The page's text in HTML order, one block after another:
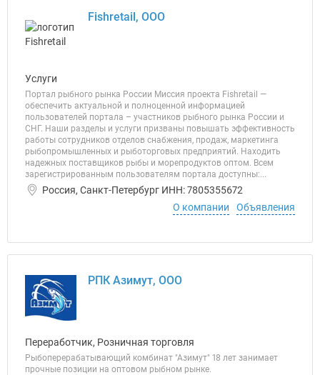
Fishretail, ООО
Услуги
Портал рыбного рынка России Миссия проекта Fishretail —
обеспечить актуальной и полноценной информацией
пользователей портала – участников рыбного рынка России и
СНГ. Наши разделы и услуги призваны повышать эффективность
работы сотрудников отделов снабжения, продаж, маркетинга
рыбопромышленных и рыботорговых предприятий. Находить
надежных поставщиков рыбы и морепродуктов оптом. Всем
зарегистрированным пользователям портала доступны:...
Россия, Санкт-Петербург ИНН: 7805355672
О компании
Объявления
РПК Азимут, ООО
Переработчик, Розничная торговля
Рыбоперерабатывающий комбинат "Азимут" 18 лет занимает
прочные позиции на оптовом рыбном рынке.